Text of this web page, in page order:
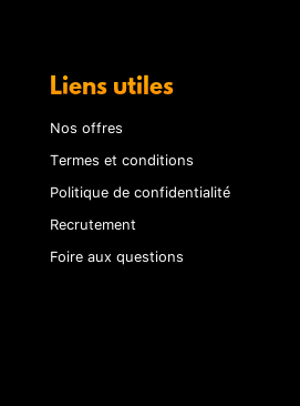
Liens utiles
Nos offres
Termes et conditions
Politique de confidentialité
Recrutement
Foire aux questions